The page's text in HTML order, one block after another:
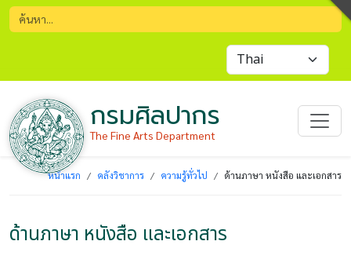
กรมศิลปากร
The Fine Arts Department
หน้าแรก คลังวิชาการ ความรู้ทั่วไป ด้านภาษา หนังสือ และเอกสาร
ด้านภาษา หนังสือ และเอกสาร